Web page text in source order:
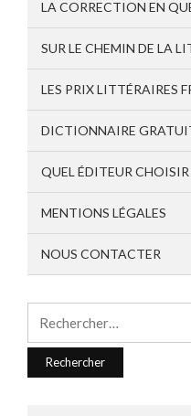
LA CORRECTION EN
SUR LE CHEMIN DE LA
LES PRIX LITTÉRAIRES
DICTIONNAIRE
QUEL ÉDITEUR CHOISIR
MENTIONS LÉGALES
NOUS CONTACTER